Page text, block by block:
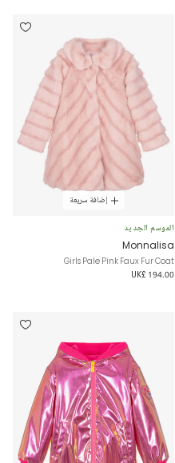
إضافة سريعة
الموسم الجديد
Monnalisa
Girls Pale Pink Faux Fur Coat
UK£ 194.00